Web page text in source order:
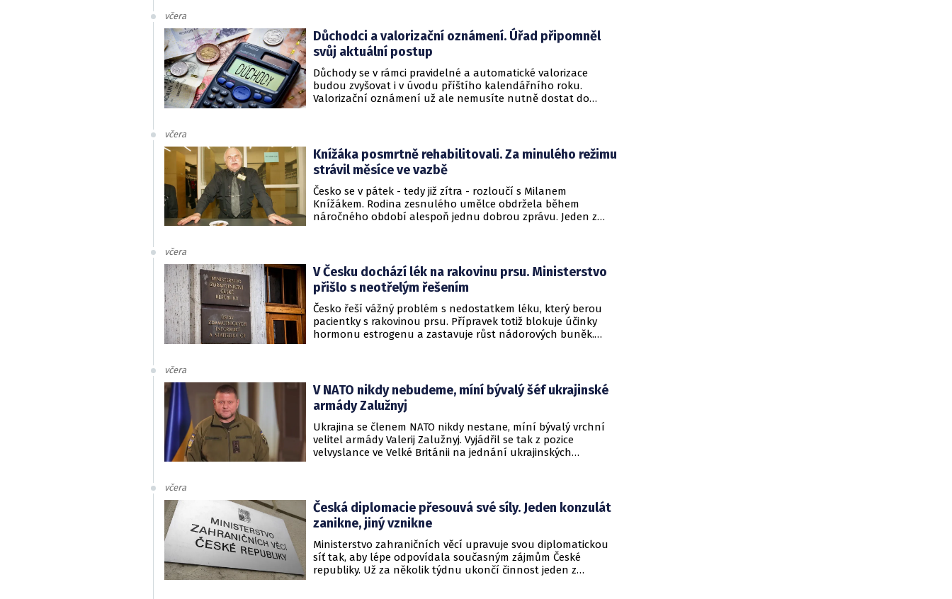
včera
Důchodci a valorizační oznámení. Úřad připomněl
svůj aktuální postup
Důchody se v rámci pravidelné a automatické valorizace
budou zvyšovat i v úvodu příštího kalendářního roku.
Valorizační oznámení už ale nemusíte nutně dostat do
včera
Knížáka posmrtně rehabilitovali. Za minulého režimu
strávil měsíce ve vazbě
Česko se v pátek - tedy již zítra - rozloučí s Milanem
Knížákem. Rodina zesnulého umělce obdržela během
náročného období alespoň jednu dobrou zprávu. Jeden z
včera
V Česku dochází lék na rakovinu prsu. Ministerstvo
přišlo s neotřelým řešením
Česko řeší vážný problém s nedostatkem léku, který berou
pacientky s rakovinou prsu. Přípravek totiž blokuje účinky
hormonu estrogenu a zastavuje růst nádorových buněk.
včera
V NATO nikdy nebudeme, míní bývalý šéf ukrajinské
armády Zalužnyj
Ukrajina se členem NATO nikdy nestane, míní bývalý vrchní
velitel armády Valerij Zalužnyj. Vyjádřil se tak z pozice
velvyslance ve Velké Británii na jednání ukrajinských
včera
Česká diplomacie přesouvá své síly. Jeden konzulát
zanikne, jiný vznikne
Ministerstvo zahraničních věcí upravuje svou diplomatickou
síť tak, aby lépe odpovídala současným zájmům České
republiky. Už za několik týdnu ukončí činnost jeden z